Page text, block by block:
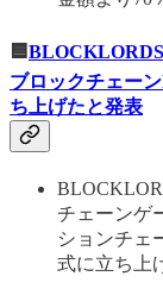
🟦
ブロックチェー
ち上げたと発表
チェーンゲ
ションチェ
式に立ち上